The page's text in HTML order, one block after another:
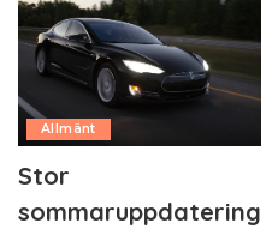
Allmänt
Stor
sommaruppdatering